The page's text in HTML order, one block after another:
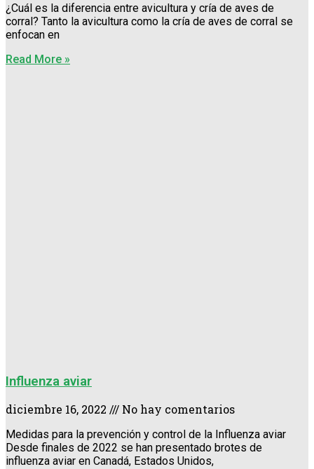
¿Cuál es la diferencia entre avicultura y cría de aves de
corral? Tanto la avicultura como la cría de aves de corral se
enfocan en
Read More »
Influenza aviar
diciembre 16, 2022 No hay comentarios
Medidas para la prevención y control de la Influenza aviar
Desde finales de 2022 se han presentado brotes de
influenza aviar en Canadá, Estados Unidos,